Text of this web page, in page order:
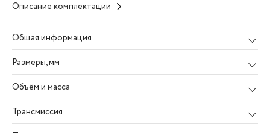
Описание комплектации
Общая информация
Размеры, мм
Объём и масса
Трансмиссия